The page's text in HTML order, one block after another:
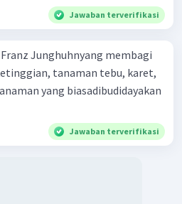
Jawaban terverifikasi
Junghuhnyang membagi
tanaman tebu, karet,
yang biasadibudidayakan
Jawaban terverifikasi